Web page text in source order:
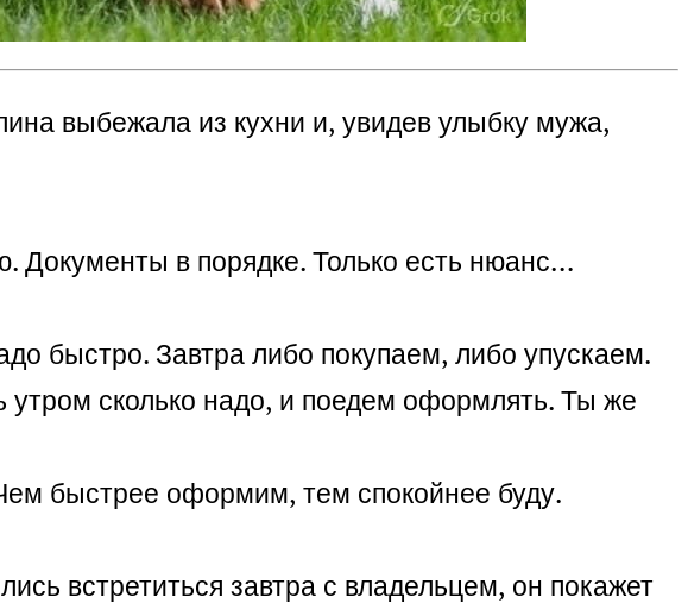
выбежала из кухни и, увидев улыбку мужа,
Документы в порядке. Только есть нюанс…
быстро. Завтра либо покупаем, либо упускаем.
сколько надо, и поедем оформлять. Ты же
быстрее оформим, тем спокойнее буду.
встретиться завтра с владельцем, он покажет